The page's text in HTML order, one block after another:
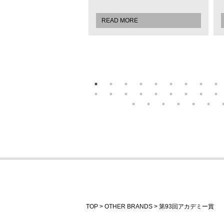
READ MORE
TOP OTHER BRANDS 第93回アカデミー賞